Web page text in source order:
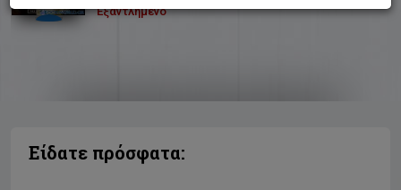
Εξαντλημένο
Είδατε πρόσφατα: